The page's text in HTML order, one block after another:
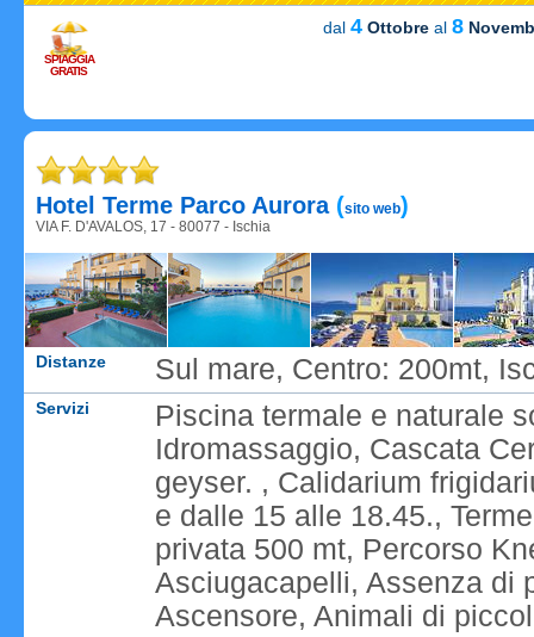
SPIAGGIA
GRATIS
dal 4 Ottobre al 8
Hotel Terme Parco Aurora(sito web)
VIA F. D'AVALOS, 17 - 80077 - Ischia
Distanze Sul mare, Centro: 200mt,
Servizi
Piscina termale e naturale
Idromassaggio, Cascata
geyser. , Calidarium
e dalle 15 alle 18.45.,
privata 500 mt, Percorso
Asciugacapelli, Assenza di
Ascensore, Animali di